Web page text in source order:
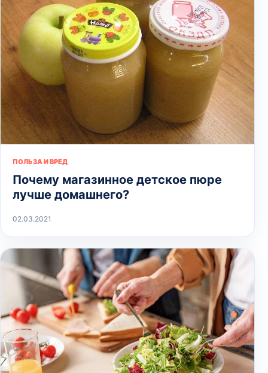
ПОЛЬЗА И ВРЕД
Почему магазинное детское пюре
лучше домашнего?
02.03.2021